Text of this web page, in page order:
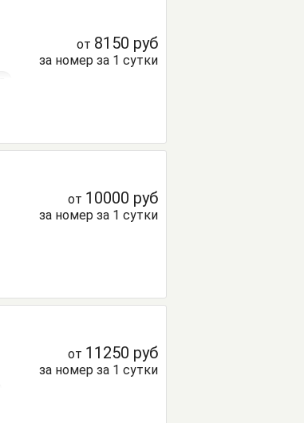
от 8150 руб
за номер за 1 сутки
от 10000 руб
за номер за 1 сутки
от 11250 руб
за номер за 1 сутки